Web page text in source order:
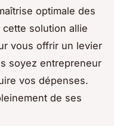
optimale des
solution allie
vous offrir un levier
soyez entrepreneur
vos dépenses.
de ses